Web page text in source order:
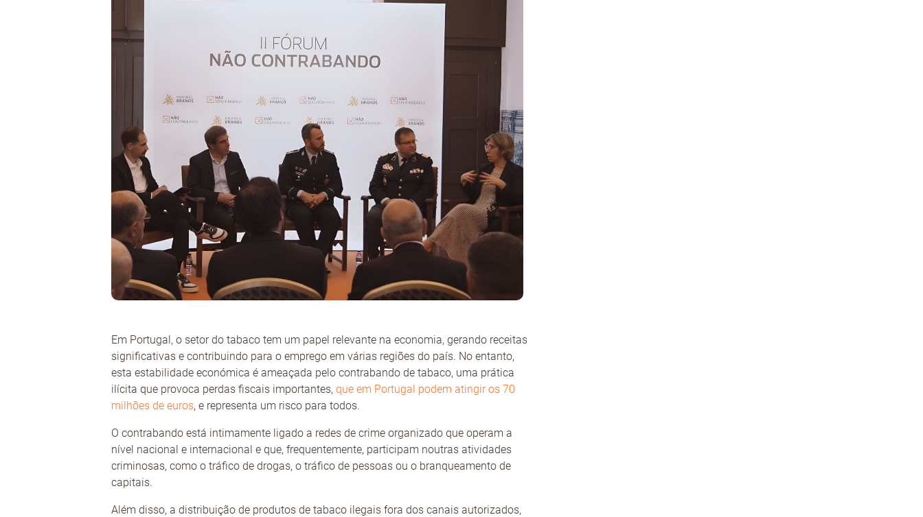
Em Portugal, o setor do tabaco tem um papel relevante na economia, gerando receitas
significativas e contribuindo para o emprego em várias regiões do país. No entanto,
esta estabilidade económica é ameaçada pelo contrabando de tabaco, uma prática
ilícita que provoca perdas fiscais importantes, que em Portugal podem atingir os 70
milhões de euros, e representa um risco para todos.
O contrabando está intimamente ligado a redes de crime organizado que operam a
nível nacional e internacional e que, frequentemente, participam noutras atividades
criminosas, como o tráfico de drogas, o tráfico de pessoas ou o branqueamento de
capitais.
Além disso, a distribuição de produtos de tabaco ilegais fora dos canais autorizados,